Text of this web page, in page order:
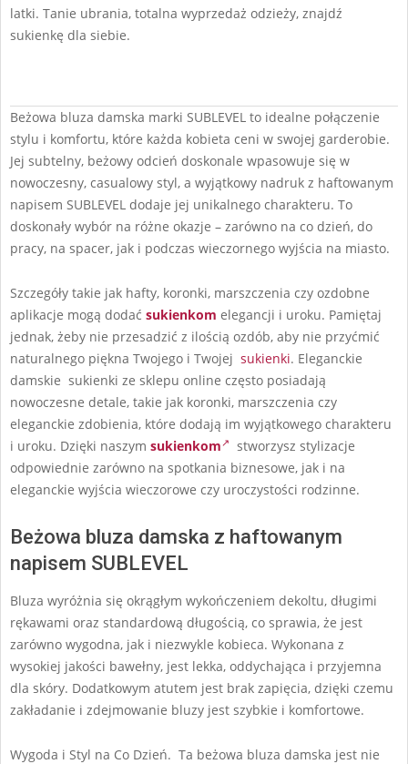
latki. Tanie ubrania, totalna wyprzedaż odzieży, znajdź
sukienkę dla siebie.
2024-
09-
12
Beżowa bluza damska marki SUBLEVEL to idealne połączenie
stylu i komfortu, które każda kobieta ceni w swojej garderobie.
Jej subtelny, beżowy odcień doskonale wpasowuje się w
nowoczesny, casualowy styl, a wyjątkowy nadruk z haftowanym
napisem SUBLEVEL dodaje jej unikalnego charakteru. To
doskonały wybór na różne okazje – zarówno na co dzień, do
pracy, na spacer, jak i podczas wieczornego wyjścia na miasto.
Szczegóły takie jak hafty, koronki, marszczenia czy ozdobne
aplikacje mogą dodać sukienkom elegancji i uroku. Pamiętaj
jednak, żeby nie przesadzić z ilością ozdób, aby nie przyćmić
naturalnego piękna Twojego i Twojej sukienki. Eleganckie
damskie sukienki ze sklepu online często posiadają
nowoczesne detale, takie jak koronki, marszczenia czy
eleganckie zdobienia, które dodają im wyjątkowego charakteru
i uroku. Dzięki naszym sukienkom
stworzysz stylizacje
odpowiednie zarówno na spotkania biznesowe, jak i na
eleganckie wyjścia wieczorowe czy uroczystości rodzinne.
Beżowa bluza damska z haftowanym
napisem SUBLEVEL
Bluza wyróżnia się okrągłym wykończeniem dekoltu, długimi
rękawami oraz standardową długością, co sprawia, że jest
zarówno wygodna, jak i niezwykle kobieca. Wykonana z
wysokiej jakości bawełny, jest lekka, oddychająca i przyjemna
dla skóry. Dodatkowym atutem jest brak zapięcia, dzięki czemu
zakładanie i zdejmowanie bluzy jest szybkie i komfortowe.
Wygoda i Styl na Co Dzień. Ta beżowa bluza damska jest nie